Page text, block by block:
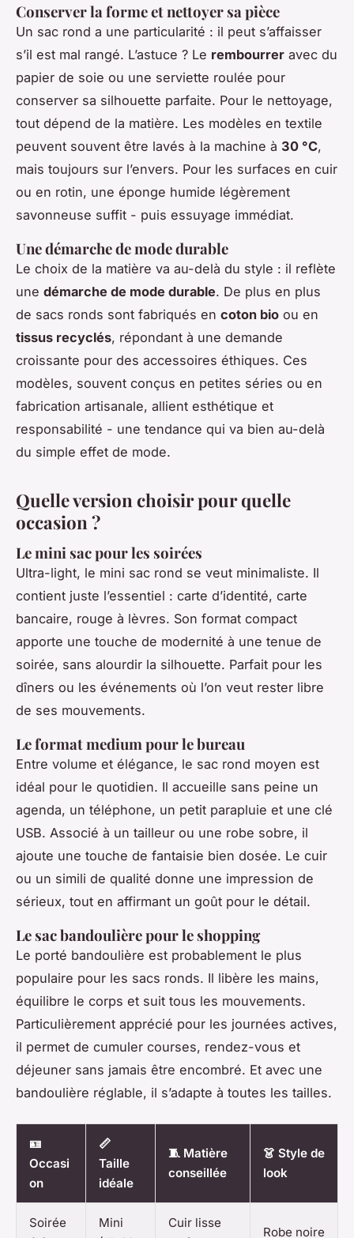
Conserver la forme et nettoyer sa pièce
Un sac rond a une particularité : il peut s’affaisser
s’il est mal rangé. L’astuce ? Le rembourrer avec du
papier de soie ou une serviette roulée pour
conserver sa silhouette parfaite. Pour le nettoyage,
tout dépend de la matière. Les modèles en textile
peuvent souvent être lavés à la machine à 30 °C,
mais toujours sur l’envers. Pour les surfaces en cuir
ou en rotin, une éponge humide légèrement
savonneuse suffit - puis essuyage immédiat.
Une démarche de mode durable
Le choix de la matière va au-delà du style : il reflète
une démarche de mode durable. De plus en plus
de sacs ronds sont fabriqués en coton bio ou en
tissus recyclés, répondant à une demande
croissante pour des accessoires éthiques. Ces
modèles, souvent conçus en petites séries ou en
fabrication artisanale, allient esthétique et
responsabilité - une tendance qui va bien au-delà
du simple effet de mode.
Quelle version choisir pour quelle
occasion ?
Le mini sac pour les soirées
Ultra-light, le mini sac rond se veut minimaliste. Il
contient juste l’essentiel : carte d’identité, carte
bancaire, rouge à lèvres. Son format compact
apporte une touche de modernité à une tenue de
soirée, sans alourdir la silhouette. Parfait pour les
dîners ou les événements où l’on veut rester libre
de ses mouvements.
Le format medium pour le bureau
Entre volume et élégance, le sac rond moyen est
idéal pour le quotidien. Il accueille sans peine un
agenda, un téléphone, un petit parapluie et une clé
USB. Associé à un tailleur ou une robe sobre, il
ajoute une touche de fantaisie bien dosée. Le cuir
ou un simili de qualité donne une impression de
sérieux, tout en affirmant un goût pour le détail.
Le sac bandoulière pour le shopping
Le porté bandoulière est probablement le plus
populaire pour les sacs ronds. Il libère les mains,
équilibre le corps et suit tous les mouvements.
Particulièrement apprécié pour les journées actives,
il permet de cumuler courses, rendez-vous et
déjeuner sans jamais être encombré. Et avec une
bandoulière réglable, il s’adapte à toutes les tailles.
🪪
Occasi
on
📏
Taille
idéale
🧵 Matière
conseillée
👗 Style de
look
Soirée
Mini
Cuir lisse
Robe noire